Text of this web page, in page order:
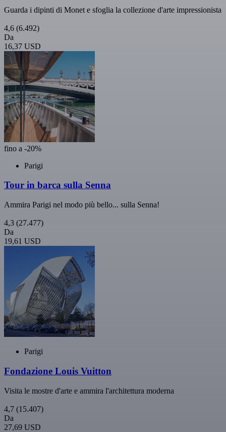
Guarda i dipinti di Monet e sfoglia la collezione d'arte impressionista
4,6 (6.492)
Da
16,37 USD
fino a -20%
Parigi
Tour in barca sulla Senna
Ammira Parigi nel modo più bello... sulla Senna!
4,3 (27.477)
Da
19,61 USD
Parigi
Fondazione Louis Vuitton
Visita le mostre d'arte e ammira l'architettura moderna
4,7 (15.407)
Da
27,69 USD